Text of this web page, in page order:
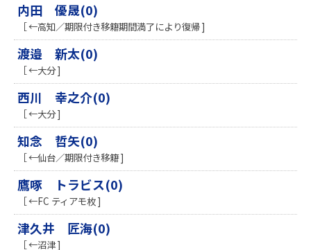
内田 優晟(0)
［ ←高知／期限付き移籍期間満了により復帰 ]
渡邉 新太(0)
［ ←大分 ]
西川 幸之介(0)
［ ←大分 ]
知念 哲矢(0)
［ ←仙台／期限付き移籍 ]
鷹啄 トラビス(0)
［ ←FC ティアモ枚 ]
津久井 匠海(0)
［ ←沼津 ]